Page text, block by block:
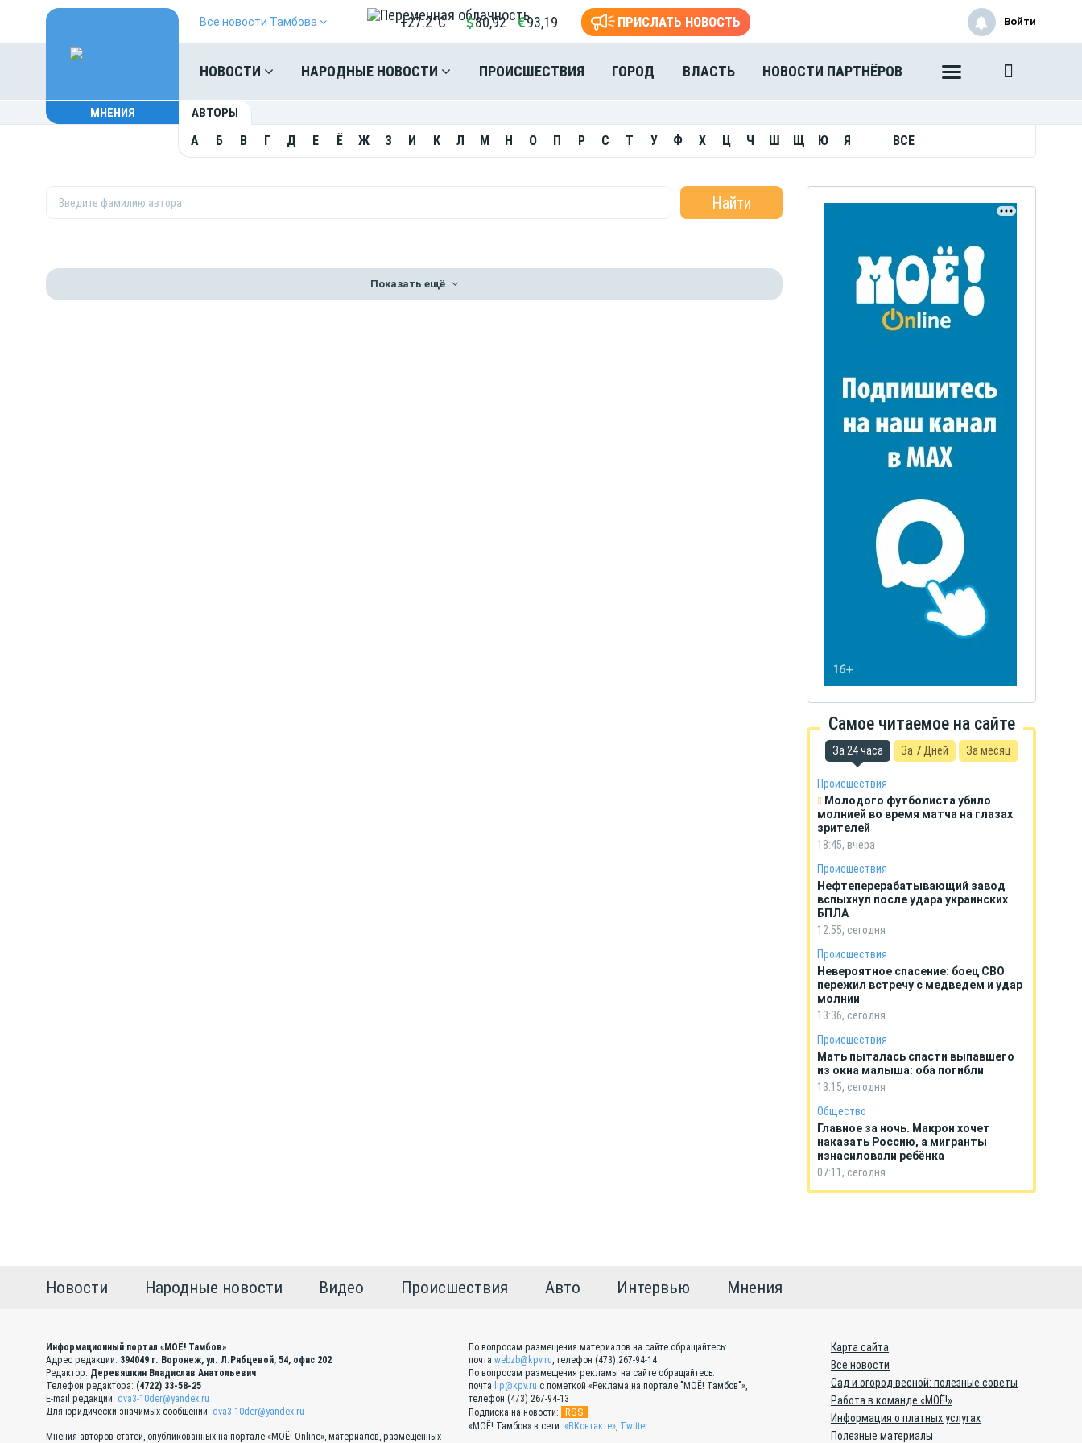
Все новости Тамбова +27.2°C 80,92 93,19 ПРИСЛАТЬ НОВОСТЬ
НОВОСТИ НАРОДНЫЕ НОВОСТИ ПРОИСШЕСТВИЯ ГОРОД ВЛАСТЬ НОВОСТИ ПАРТНЁРОВ
Войти
МНЕНИЯ АВТОРЫ
А Б В Г Д Е Ё Ж З И К Л М Н О П Р С Т У Ф Х Ц Ч Ш Щ Ю Я ВСЕ
Показать ещё
Самое читаемое на сайте
За 24 часа За 7 Дней За месяц
Происшествия
Молодого футболиста убило
молнией во время матча на глазах
зрителей
18:45, вчера
Происшествия
Нефтеперерабатывающий завод
вспыхнул после удара украинских
БПЛА
12:55, сегодня
Происшествия
Невероятное спасение: боец СВО
пережил встречу с медведем и удар
молнии
13:36, сегодня
Происшествия
Мать пыталась спасти выпавшего
из окна малыша: оба погибли
13:15, сегодня
Общество
Главное за ночь. Макрон хочет
наказать Россию, а мигранты
изнасиловали ребёнка
07:11, сегодня
Новости Народные новости Видео Происшествия Авто Интервью Мнения
Информационный портал «МОЁ! Тамбов»
Адрес редакции: 394049 г. Воронеж, ул. Л.Рябцевой, 54, офис 202
Редактор: Деревяшкин Владислав Анатольевич
Телефон редактора: (4722) 33-58-25
E-mail редакции: dva3-10der@yandex.ru
Для юридически значимых сообщений: dva3-10der@yandex.ru
Мнения авторов статей, опубликованных на портале «МОЁ! Online», материалов, размещённых
По вопросам размещения материалов на сайте обращайтесь:
почта webzb@kpv.ru, телефон (473) 267-94-14
По вопросам размещения рекламы на сайте обращайтесь:
почта lip@kpv.ru с пометкой «Реклама на портале "МОЁ! Тамбов"»,
телефон (473) 267-94-13
Подписка на новости:
RSS
«МОЁ! Тамбов» в сети: «ВКонтакте», Twitter
Карта сайта
Все новости
Сад и огород весной: полезные советы
Работа в команде «МОЁ!»
Информация о платных услугах
Полезные материалы